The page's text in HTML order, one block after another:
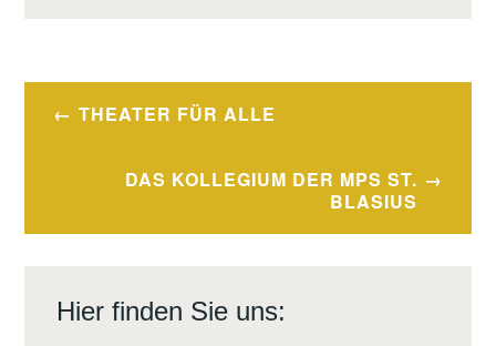
Beitragsnavigation
THEATER FÜR ALLE
DAS KOLLEGIUM DER MPS ST.
BLASIUS
Hier finden Sie uns: